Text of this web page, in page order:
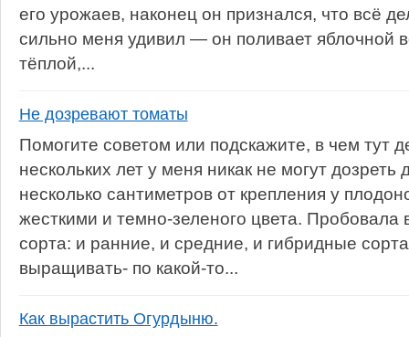
его урожаев, наконец он признался, что всё
сильно меня удивил — он поливает яблочной
тёплой,...
Не дозревают томаты
Помогите советом или подскажите, в чем тут
нескольких лет у меня никак не могут
несколько сантиметров от крепления у
жесткими и темно-зеленого цвета.
сорта: и ранние, и средние, и гибридные
выращивать- по какой-то...
Как вырастить Огурдыню.